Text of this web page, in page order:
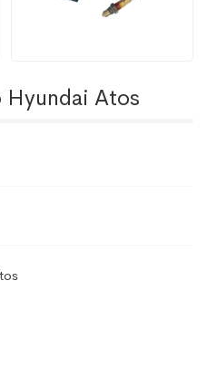
Hyundai Atos